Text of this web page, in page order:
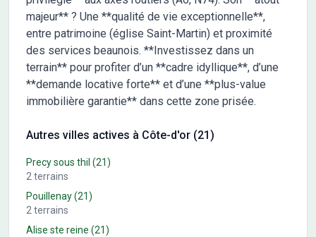
majeur** ? Une **qualité de vie exceptionnelle**,
entre patrimoine (église Saint-Martin) et proximité
des services beaunois. **Investissez dans un
terrain** pour profiter d’un **cadre idyllique**, d’une
**demande locative forte** et d’une **plus-value
immobilière garantie** dans cette zone prisée.
Autres villes actives à Côte-d'or (21)
Precy sous thil (21)
2 terrains
Pouillenay(21)
2 terrains
Alise ste reine (21)